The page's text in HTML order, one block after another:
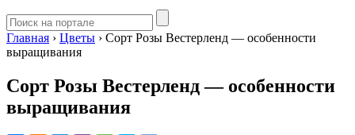
Главная › Цветы › Сорт Розы Вестерленд — особенности
выращивания
Сорт Розы Вестерленд — особенности
выращивания